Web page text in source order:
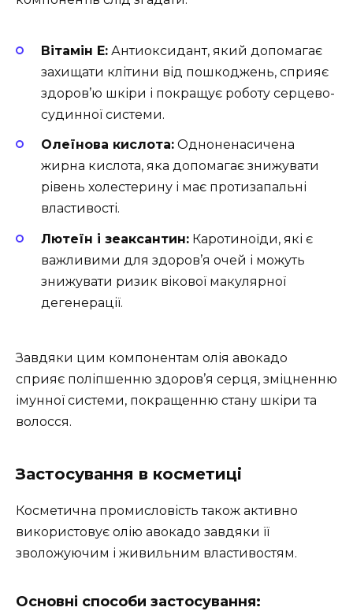
Вітамін Е: Антиоксидант, який допомагає
захищати клітини від пошкоджень, сприяє
здоров’ю шкіри і покращує роботу серцево-
судинної системи.
Олеїнова кислота: Одноненасичена
жирна кислота, яка допомагає знижувати
рівень холестерину і має протизапальні
властивості.
Лютеїн і зеаксантин: Каротиноїди, які є
важливими для здоров’я очей і можуть
знижувати ризик вікової макулярної
дегенерації.
Завдяки цим компонентам олія авокадо
сприяє поліпшенню здоров’я серця, зміцненню
імунної системи, покращенню стану шкіри та
волосся.
Застосування в косметиці
Косметична промисловість також активно
використовує олію авокадо завдяки її
зволожуючим і живильним властивостям.
Основні способи застосування: